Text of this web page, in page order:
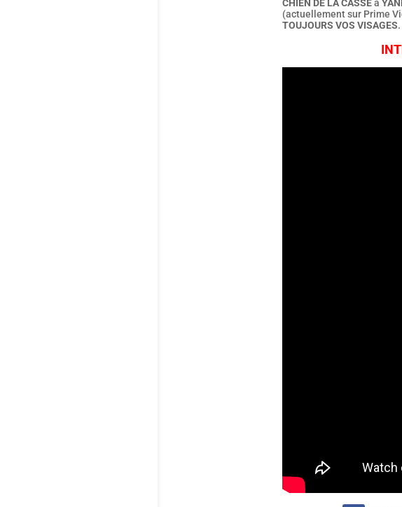
CHIEN DE LA CASSEà
(actuellement sur Prime
TOUJOURS VOS VISAGES.